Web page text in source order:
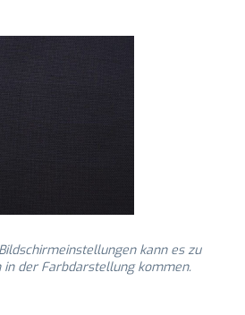
kann es zu
der Farbdarstellung kommen.